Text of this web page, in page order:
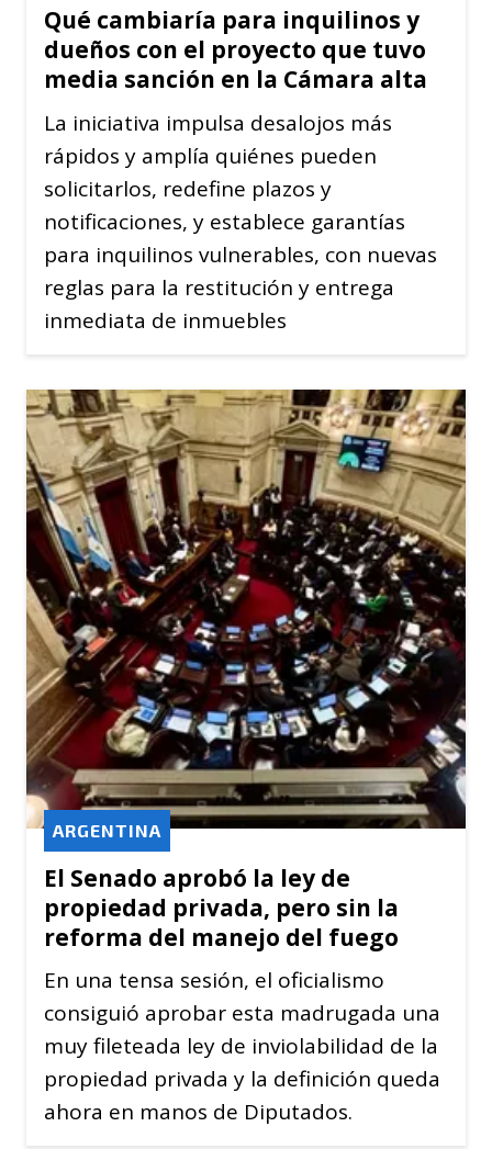
Qué cambiaría para inquilinos y
dueños con el proyecto que tuvo
media sanción en la Cámara alta
La iniciativa impulsa desalojos más
rápidos y amplía quiénes pueden
solicitarlos, redefine plazos y
notificaciones, y establece garantías
para inquilinos vulnerables, con nuevas
reglas para la restitución y entrega
inmediata de inmuebles
El Senado aprobó la ley de
propiedad privada, pero sin la
reforma del manejo del fuego
ARGENTINA
En una tensa sesión, el oficialismo
consiguió aprobar esta madrugada una
muy fileteada ley de inviolabilidad de la
propiedad privada y la definición queda
ahora en manos de Diputados.